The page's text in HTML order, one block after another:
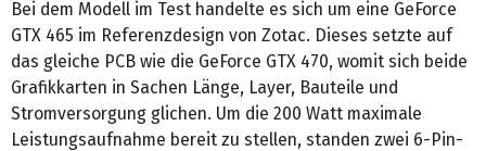
Bei dem Modell im Test handelte es sich um eine GeForce
GTX 465 im Referenzdesign von Zotac. Dieses setzte auf
das gleiche PCB wie die GeForce GTX 470, womit sich beide
Grafikkarten in Sachen Länge, Layer, Bauteile und
Stromversorgung glichen. Um die 200 Watt maximale
Leistungsaufnahme bereit zu stellen, standen zwei 6-Pin-